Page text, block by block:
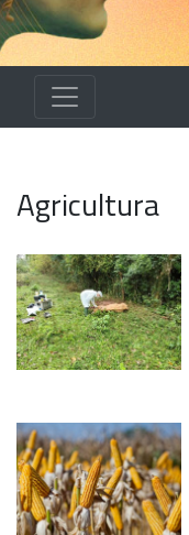
Agricultura